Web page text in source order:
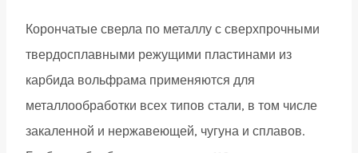
quantity
Корончатые сверла по металлу с сверхпрочными
твердосплавными режущими пластинами из
карбида вольфрама применяются для
металлообработки всех типов стали, в том числе
закаленной и нержавеющей, чугуна и сплавов.